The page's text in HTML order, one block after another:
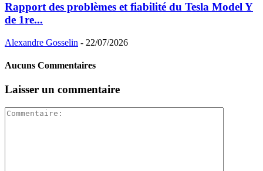
Rapport des problèmes et fiabilité du Tesla Model Y
de 1re...
Alexandre Gosselin - 22/07/2026
Aucuns Commentaires
Laisser un commentaire